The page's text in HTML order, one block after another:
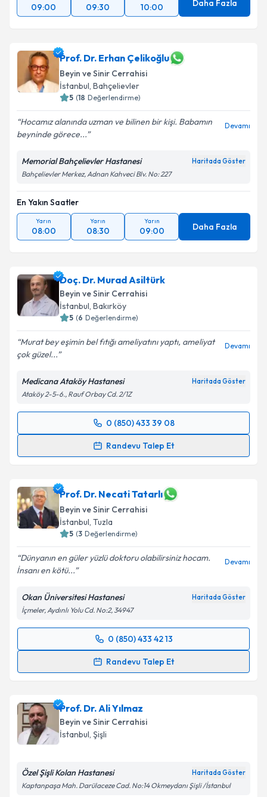
09:00 09:30 10:00 Daha Fazla
Prof. Dr. Erhan Çelikoğlu
Beyin ve Sinir Cerrahisi
İstanbul, Bahçelievler
5 (18 Değerlendirme)
Hocamız alanında uzman ve bilinen bir kişi. Babamın
beyninde görece...
Devamı
Memorial Bahçelievler Hastanesi Haritada Göster
Bahçelievler Merkez, Adnan Kahveci Blv. No: 227
En Yakın Saatler
Yarın
08:00
Yarın
08:30
Yarın
09:00 Daha Fazla
Doç. Dr. Murad Asiltürk
Beyin ve Sinir Cerrahisi
İstanbul, Bakırköy
5 (6 Değerlendirme)
Murat bey eşimin bel fıtığı ameliyatını yaptı, ameliyat
çok güzel...
Devamı
Medicana Ataköy Hastanesi Haritada Göster
Ataköy 2-5-6., Rauf Orbay Cd. 2/1Z
0 (850) 433 39 08
Randevu Talep Et
Randevu Takvimi Talebi
takvim hazırlandığında e-posta ile bilgilendireceğiz.
E-posta Adresiniz
Kişisel verilerimin işlenmesine ilişkin
kapsamda işlenmesini kabul ediyorum.
Takvim Talebini Gönder
Prof. Dr. Necati Tatarlı
Beyin ve Sinir Cerrahisi
İstanbul, Tuzla
5 (3 Değerlendirme)
Dünyanın en güler yüzlü doktoru olabilirsiniz hocam.
İnsanı en kötü...
Devamı
Okan Üniversitesi Hastanesi Haritada Göster
İçmeler, Aydınlı Yolu Cd. No:2, 34947
0 (850) 433 42 13
Randevu Talep Et
Randevu Takvimi Talebi
takvim hazırlandığında e-posta ile bilgilendireceğiz.
E-posta Adresiniz
Kişisel verilerimin işlenmesine ilişkinAydınlatma
Prof. Dr. Ali Yılmaz
Beyin ve Sinir Cerrahisi
İstanbul, Şişli
Özel Şişli Kolan Hastanesi Haritada Göster
Kaptanpaşa Mah. Darülaceze Cad. No:14 Okmeydanı Şişli /İstanbul